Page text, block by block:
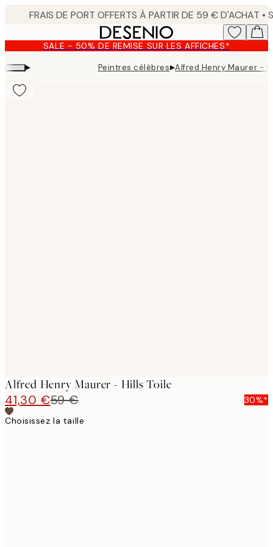
content.SALE - 50% DE REMISE SUR LES AFFICHES*
▸ Peintres célèbres▸Alfred Henry Maurer -
Alfred Henry Maurer - Hills Toile
41,30 €59 €
30%*
Choisissez la taille